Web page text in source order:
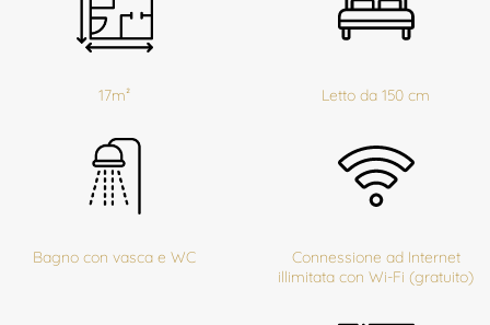
17m² Letto da 150 cm
Bagno con vasca e WC
Connessione ad Internet
illimitata con Wi-Fi (gratuito)